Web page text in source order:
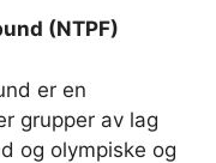
(NTPF)
er en
grupper av lag
og olympiske og